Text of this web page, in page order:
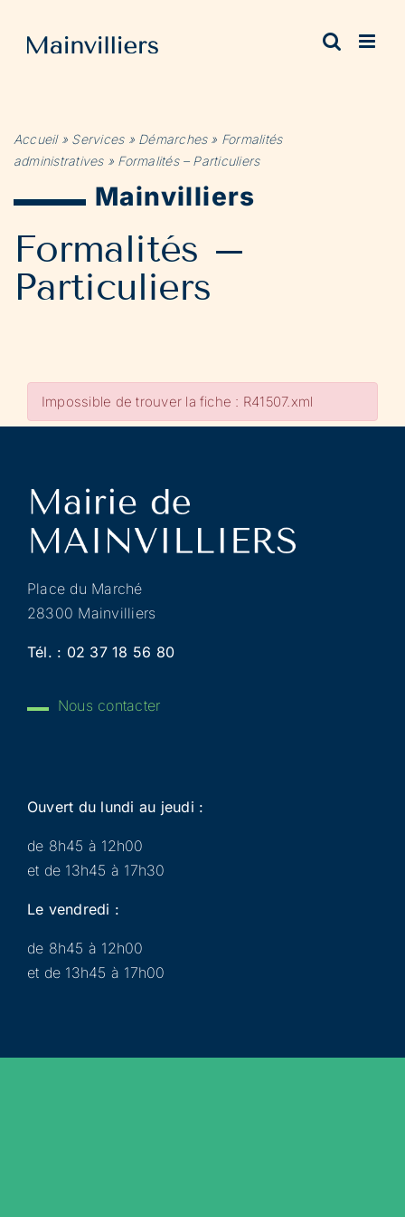
contenu
Accueil» Services» Démarches» Formalités
administratives» Formalités – Particuliers
Mainvilliers
Formalités –
Particuliers
Impossible de trouver la fiche : R41507.xml
Place du Marché
28300 Mainvilliers
Tél. : 02 37 18 56 80
Nous contacter
Ouvert du lundi au jeudi :
de 8h45 à 12h00
et de 13h45 à 17h30
Le vendredi :
de 8h45 à 12h00
et de 13h45 à 17h00